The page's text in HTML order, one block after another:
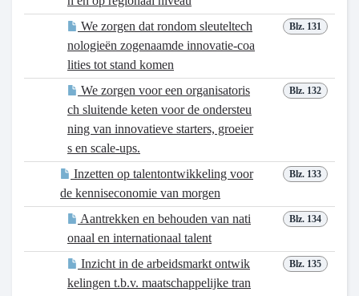
Blz. 131
We zorgen dat rondom sleuteltech
nologieën zogenaamde innovatie-coa
lities tot stand komen
Blz. 132
We zorgen voor een organisatoris
ch sluitende keten voor de ondersteu
ning van innovatieve starters, groeier
s en scale-ups.
Blz. 133
Inzetten op talentontwikkeling voor
de kenniseconomie van morgen
Blz. 134
Aantrekken en behouden van nati
onaal en internationaal talent
Blz. 135
Inzicht in de arbeidsmarkt ontwik
kelingen t.b.v. maatschappelijke tran